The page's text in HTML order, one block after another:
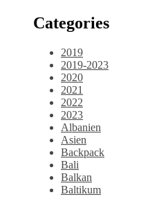
Categories
2019
2019-2023
2020
2021
2022
2023
Albanien
Asien
Backpack
Bali
Balkan
Baltikum